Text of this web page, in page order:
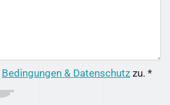
Bedingungen & Datenschutz zu. *